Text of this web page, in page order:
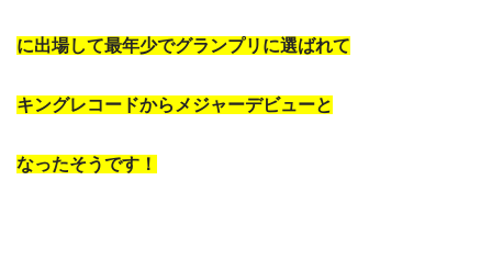
に出場して最年少でグランプリに選ばれて
キングレコードからメジャーデビューと
なったそうです！